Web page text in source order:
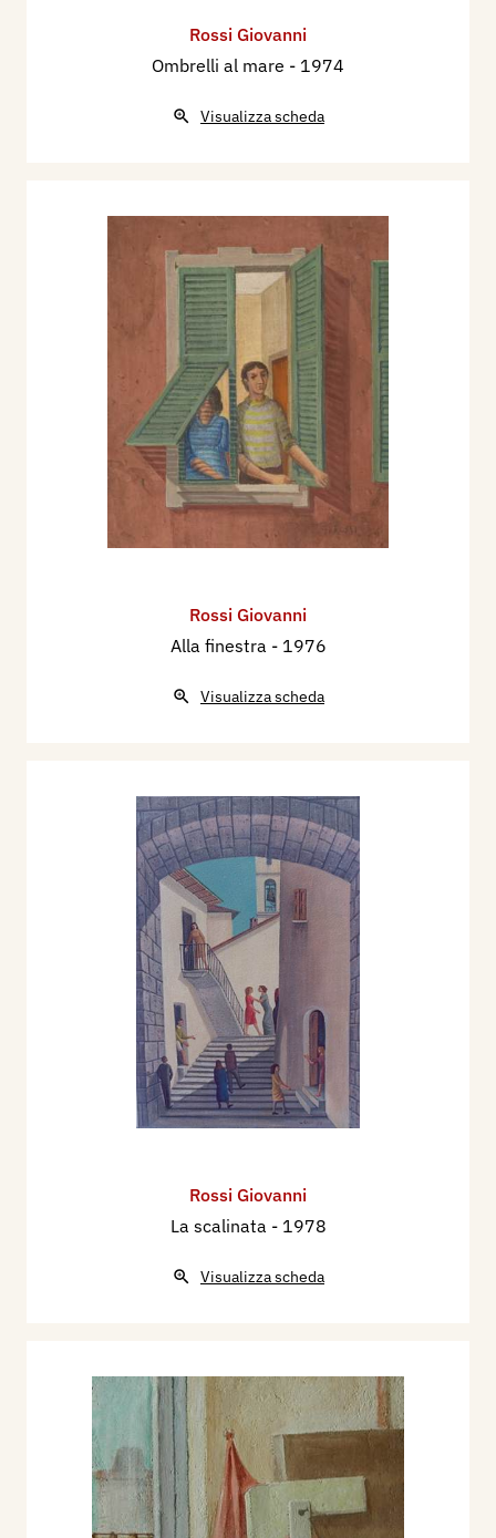
Rossi Giovanni
Ombrelli al mare - 1974
Visualizza scheda
Rossi Giovanni
Alla finestra - 1976
Visualizza scheda
Rossi Giovanni
La scalinata - 1978
Visualizza scheda